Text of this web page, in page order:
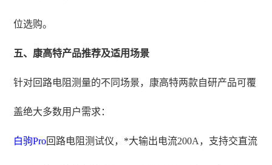
位选购。
五、康高特产品推荐及适用场景
针对回路电阻测量的不同场景，康高特两款自研产品可覆
盖绝大多数用户需求：
白驹Pro回路电阻测试仪，*大输出电流200A，支持交直流